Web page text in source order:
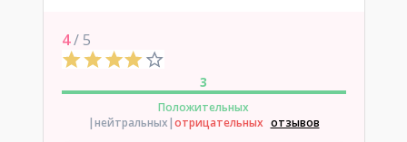
4/ 5
3
Положительных
|нейтральных|отрицательных отзывов